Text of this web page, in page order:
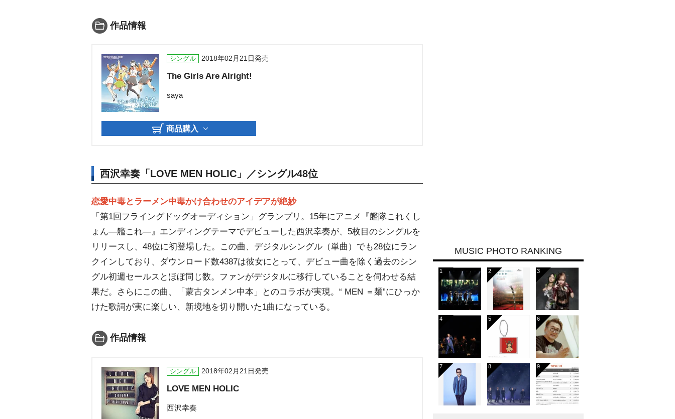
作品情報
シングル 2018年02月21日発売
The Girls Are Alright!
saya
商品購入
西沢幸奏「LOVE MEN HOLIC」／シングル48位
恋愛中毒とラーメン中毒かけ合わせのアイデアが絶妙
「第1回フライングドッグオーディション」グランプリ。15年にアニメ『艦隊これくし
ょん―艦これ―』エンディングテーマでデビューした西沢幸奏が、5枚目のシングルを
リリースし、48位に初登場した。この曲、デジタルシングル（単曲）でも28位にラン
クインしており、ダウンロード数4387は彼女にとって、デビュー曲を除く過去のシン
グル初週セールスとほぼ同じ数。ファンがデジタルに移行していることを伺わせる結
果だ。さらにこの曲、「蒙古タンメン中本」とのコラボが実現。“ MEN ＝麺”にひっか
けた歌詞が実に楽しい、新境地を切り開いた1曲になっている。
作品情報
シングル 2018年02月21日発売
LOVE MEN HOLIC
西沢幸奏
MUSIC PHOTO RANKING